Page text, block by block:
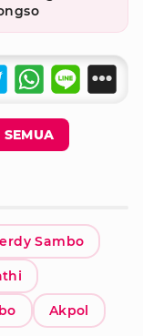
Sambo
Akpol